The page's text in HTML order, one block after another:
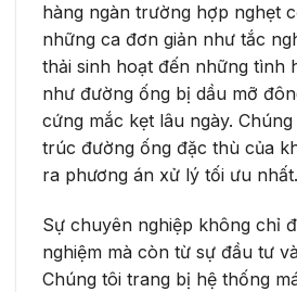
hàng ngàn trường hợp nghẹt
những ca đơn giản như tắc
thải sinh hoạt đến những tình
như đường ống bị dầu mỡ
cứng mắc kẹt lâu ngày.
trúc đường ống đặc thù của
ra phương án xử lý tối ưu nhất.
Sự chuyên nghiệp không chỉ
nghiệm mà còn từ sự đầu tư
Chúng tôi trang bị hệ thống